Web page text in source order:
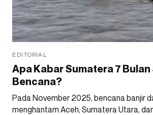
EDITORIAL
Apa Kabar Sumatera 7
Bencana?
Pada November 2025, bencana banjir
menghantam Aceh, Sumatera Utara,